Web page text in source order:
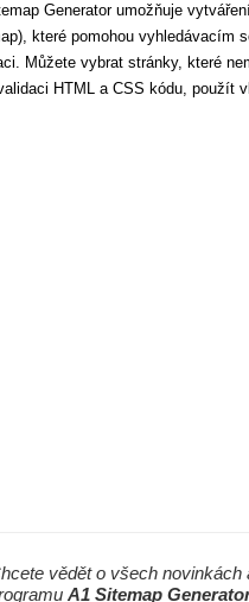
Generator umožňuje
které pomohou vyhledávacím
Můžete vybrat stránky, které
HTML a CSS kódu, použít
vědět o všech novinkách
A1 Sitemap